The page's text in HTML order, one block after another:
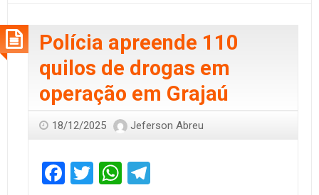
Polícia apreende 110
quilos de drogas em
operação em Grajaú
18/12/2025 Jeferson Abreu
Facebook
TwitterWhatsApp